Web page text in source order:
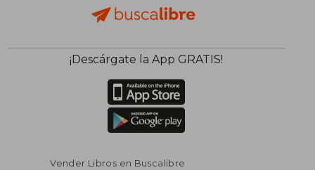
¡Descárgate la App GRATIS!
Vender Libros en Buscalibre